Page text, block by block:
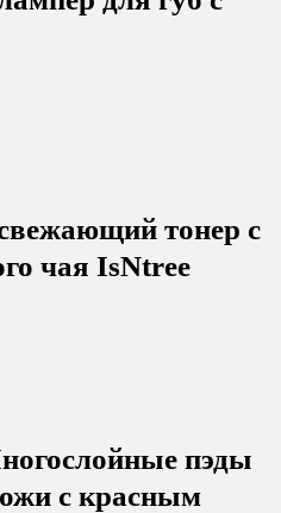
тонер с
чая IsNtree
пэды
с красным